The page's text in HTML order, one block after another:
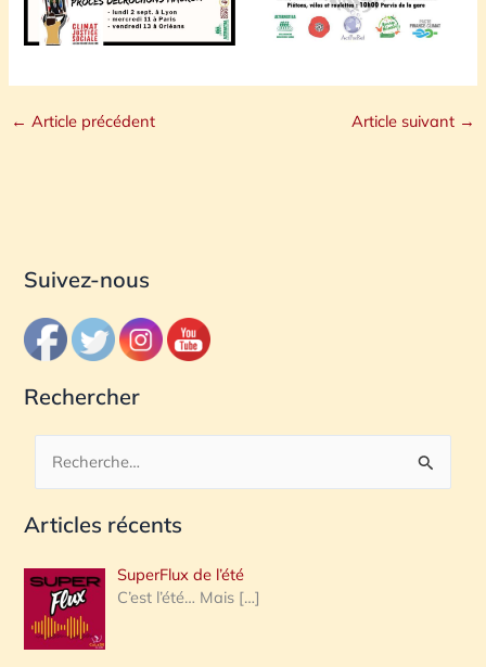
← Article précédent Article suivant →
Suivez-nous
Rechercher
c
e
r
c
Articles récents
SuperFlux de l’été
C’est l’été… Mais […]